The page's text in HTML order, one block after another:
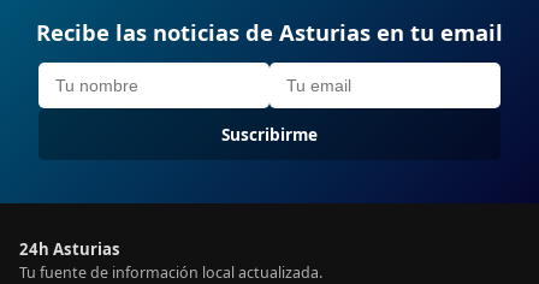
Recibe las noticias de Asturias en tu email
Suscribirme
24h Asturias
Tu fuente de información local actualizada.